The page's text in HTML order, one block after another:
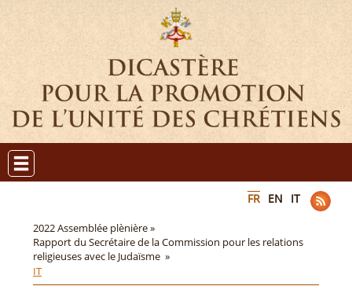
FR EN IT
2022 Assemblée plènière »
Rapport du Secrétaire de la Commission pour les relations
religieuses avec le Judaïsme »
IT